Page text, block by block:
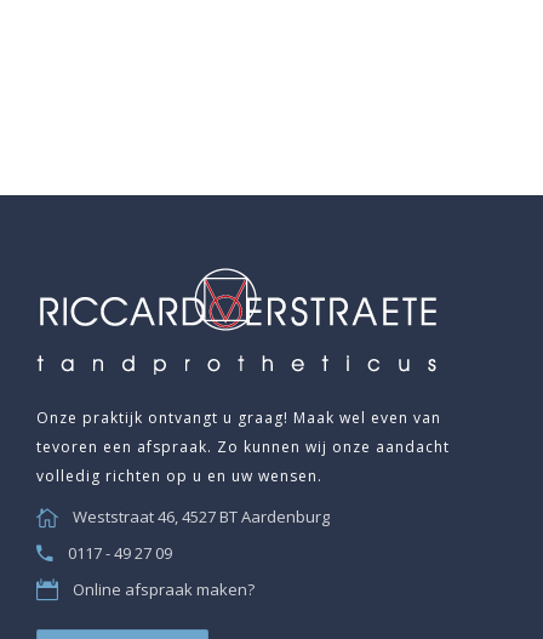
Onze praktijk ontvangt u graag! Maak wel even van
tevoren een afspraak. Zo kunnen wij onze aandacht
volledig richten op u en uw wensen.
Weststraat 46, 4527 BT Aardenburg
0117 - 49 27 09
Online afspraak maken?